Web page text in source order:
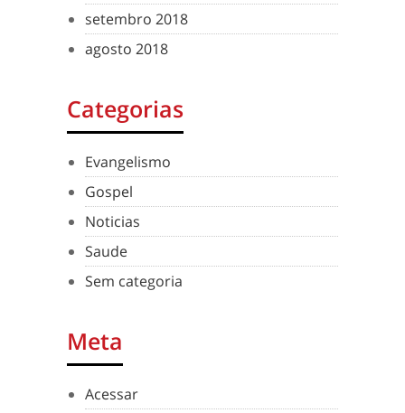
setembro 2018
agosto 2018
Categorias
Evangelismo
Gospel
Noticias
Saude
Sem categoria
Meta
Acessar